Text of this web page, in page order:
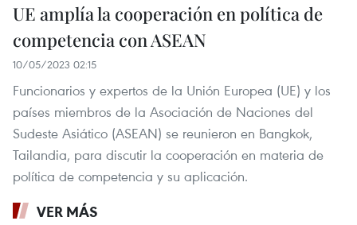
UE amplía la cooperación en política de
competencia con ASEAN
10/05/2023 02:15
Funcionarios y expertos de la Unión Europea (UE) y los
países miembros de la Asociación de Naciones del
Sudeste Asiático (ASEAN) se reunieron en Bangkok,
Tailandia, para discutir la cooperación en materia de
política de competencia y su aplicación.
VER MÁS